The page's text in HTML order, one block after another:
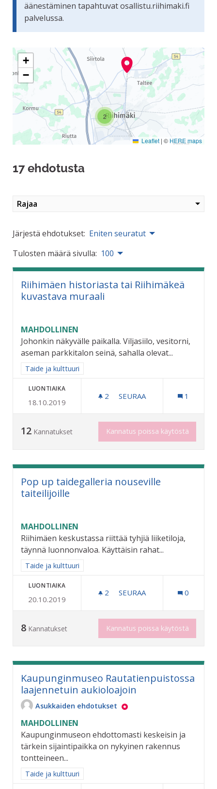
äänestäminen tapahtuvat osallistu.riihimaki.fi
palvelussa.
Seuraavassa elementissä on kartta, joka esittää
2
+
−
Leaflet | © HERE maps
17 ehdotusta
Rajaa
Järjestä ehdotukset: Eniten seuratut
Tulosten määrä sivulla: 100
Riihimäen historiasta tai Riihimäkeä
kuvastava muraali
MAHDOLLINEN
Johonkin näkyvälle paikalla. Viljasiilo, vesitorni,
aseman parkkitalon seinä, sahalla olevat...
Rajaa tulokset aihepiirin mukaan: Taide ja kulttuuri
Taide ja kulttuuri
LUONTIAIKA
18.10.2019
2 2 SEURAAJAA
SEURAA 1
12 Kannatukset Kannatus poissa käytöstä
Pop up taidegalleria nouseville
taiteilijoille
MAHDOLLINEN
Riihimäen keskustassa riittää tyhjiä liiketiloja,
täynnä luonnonvaloa. Käyttäisin rahat...
Rajaa tulokset aihepiirin mukaan: Taide ja kulttuuri
Taide ja kulttuuri
LUONTIAIKA
20.10.2019
2 2 SEURAAJAA
SEURAA 0
8 Kannatukset Kannatus poissa käytöstä
Kaupunginmuseo Rautatienpuistossa
laajennetuin aukioloajoin
Asukkaiden ehdotukset
MAHDOLLINEN
Kaupunginmuseon ehdottomasti keskeisin ja
tärkein sijaintipaikka on nykyinen rakennus
tontteineen...
Rajaa tulokset aihepiirin mukaan: Taide ja kulttuuri
Taide ja kulttuuri